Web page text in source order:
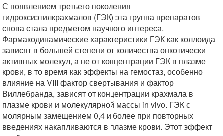
С появлением третьего поколения
гидроксиэтилкрахмалов (ГЭК) эта группа препаратов
снова стала предметом научного интереса.
Фармакодинамические характеристики ГЭК как коллоида
зависят в большей степени от количества онкотически
активных молекул, а не от концентрации ГЭК в плазме
крови, в то время как эффекты на гемостаз, особенно
влияние на VIII фактор свертывания и фактор
Виллебранда, зависят от концентрации крахмала в
плазме крови и молекулярной массы in vivo. ГЭК с
молярным замещением 0,4 и более при повторных
введениях накапливаются в плазме крови. Этот эффект